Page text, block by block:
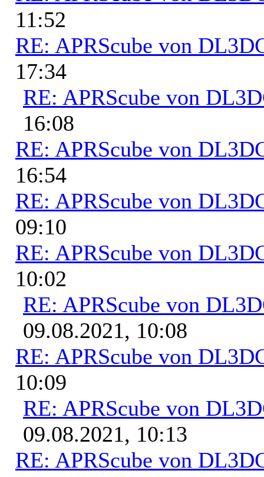
11:52
RE: APRScube von
17:34
RE: APRScube von
16:08
RE: APRScube von
16:54
RE: APRScube von
09:10
RE: APRScube von
10:02
RE: APRScube von
09.08.2021, 10:08
RE: APRScube von
10:09
RE: APRScube von
09.08.2021, 10:13
RE: APRScube von